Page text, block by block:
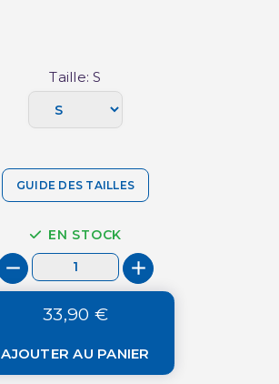
Taille: S
GUIDE DES TAILLES
EN STOCK
33,90 €
AJOUTER AU PANIER